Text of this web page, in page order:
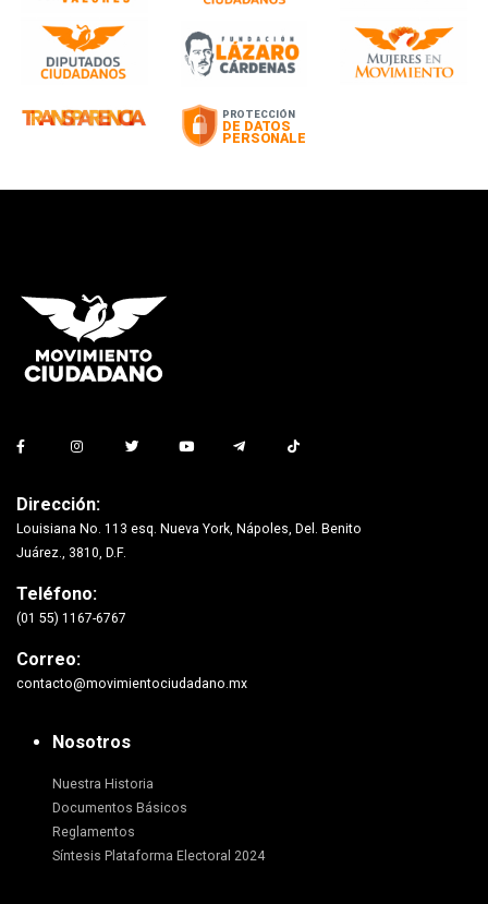
Dirección:
Louisiana No. 113 esq. Nueva York, Nápoles, Del. Benito
Juárez., 3810, D.F.
Teléfono:
(01 55) 1167-6767
Correo:
contacto@movimientociudadano.mx
Nosotros
Nuestra Historia
Documentos Básicos
Reglamentos
Síntesis Plataforma Electoral 2024